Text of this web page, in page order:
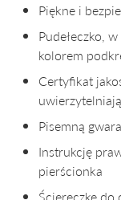
Piękne i
Pudełeczko,
kolorem
Certyfikat
Pisemną
Instrukcję
pierścionka